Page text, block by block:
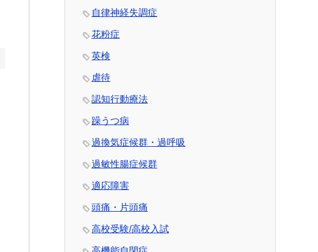
自律神経失調症
花粉症
英検
虐待
認知行動療法
躁うつ病
過換気症候群・過呼吸
過敏性腸症候群
適応障害
頭痛・片頭痛
高校受験/高校入試